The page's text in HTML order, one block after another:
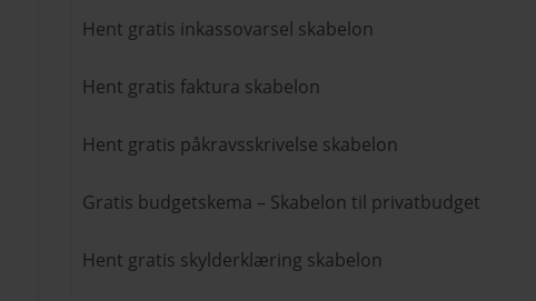
Hent gratis inkassovarsel skabelon
Hent gratis faktura skabelon
Hent gratis påkravsskrivelse skabelon
Gratis budgetskema – Skabelon til privatbudget
Hent gratis skylderklæring skabelon